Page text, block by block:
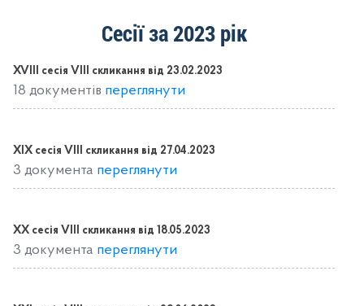
Сесії за 2023 рік
XVІІI сесія VIIІ скликання від 23.02.2023
18 документів переглянути
XIX сесія VIIІ скликання від 27.04.2023
3 документа переглянути
XX сесія VIIІ скликання від 18.05.2023
3 документа переглянути